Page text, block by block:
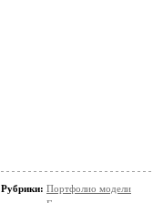
Рубрики: Портфолио модели